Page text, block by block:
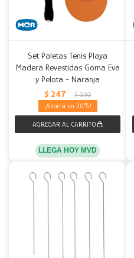
Set Paletas Tenis Playa
Madera Revestidas Goma Eva
y Pelota - Naranja
$ 247 $ 309
20
LLEGA HOY MVD